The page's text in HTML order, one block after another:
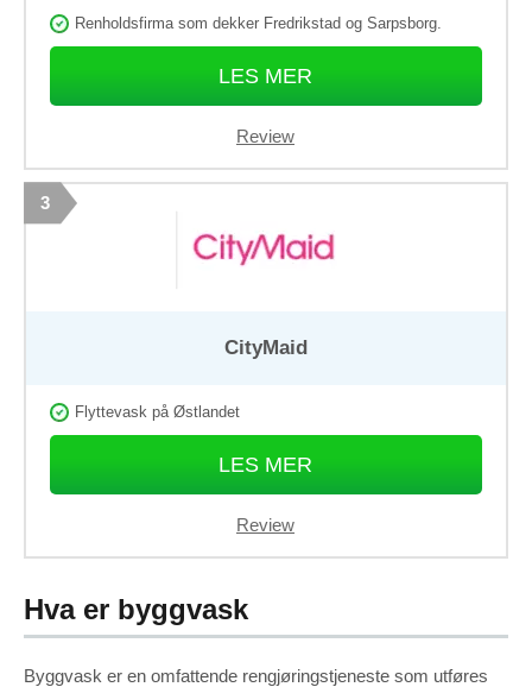
Renholdsfirma som dekker Fredrikstad og Sarpsborg.
LES MER
Review
3
CityMaid
Flyttevask på Østlandet
LES MER
Review
Hva er byggvask
Byggvask er en omfattende rengjøringstjeneste som utføres